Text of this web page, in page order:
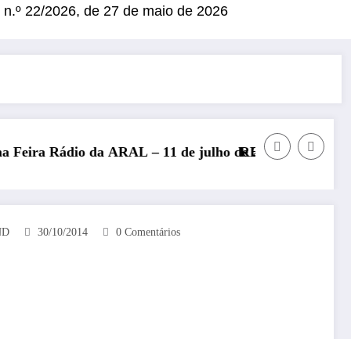
22/2026, de 27 de maio de 2026
– 11 de julho de 2026REP presente no Encontro Nacional
30/10/2014 0 Comentários